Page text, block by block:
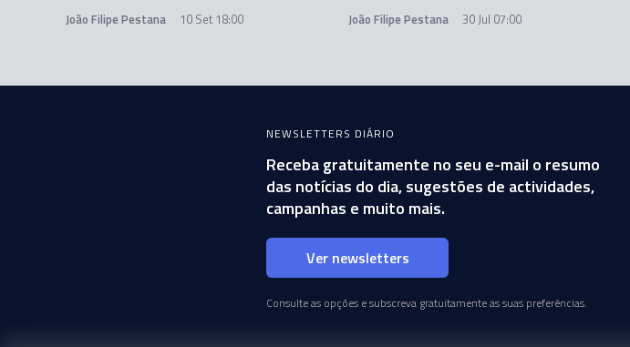
João Filipe Pestana 10 Set 18:00 João Filipe Pestana 30 Jul 07:00
NEWSLETTERS DIÁRIO
Receba gratuitamente no seu e-mail o resumo
das notícias do dia, sugestões de actividades,
campanhas e muito mais.
Ver newsletters
Consulte as opções e subscreva gratuitamente as suas preferências.